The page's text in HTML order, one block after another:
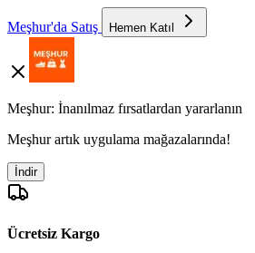
Meşhur'da Satış Hemen Katıl
Meşhur: İnanılmaz fırsatlardan yararlanın
Meşhur artık uygulama mağazalarında!
İndir
Ücretsiz Kargo